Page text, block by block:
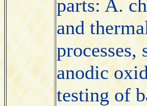
parts: A.
and
processes,
anodic
testing of